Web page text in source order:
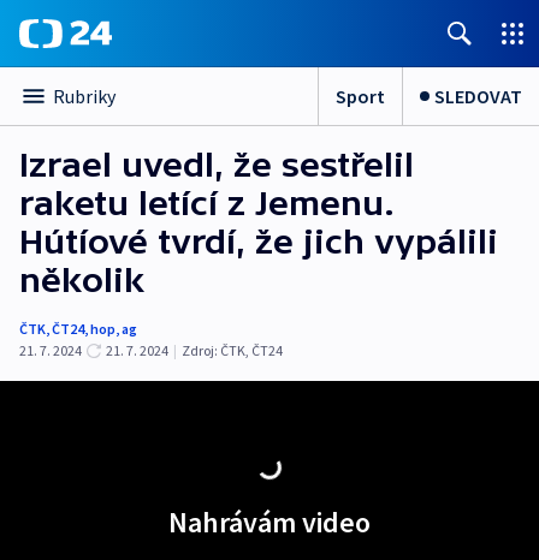
Rubriky Sport SLEDOVAT
Izrael uvedl, že sestřelil
raketu letící z Jemenu.
Hútíové tvrdí, že jich vypálili
několik
ČTK,ČT24,hop,ag
21. 7. 2024
21. 7. 2024 | Zdroj: ČTK, ČT24
Nahrávám video